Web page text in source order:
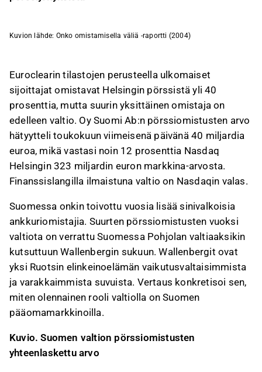
Kuvion lähde: Onko omistamisella väliä -raportti (2004)
Euroclearin tilastojen perusteella ulkomaiset
sijoittajat omistavat Helsingin pörssistä yli 40
prosenttia, mutta suurin yksittäinen omistaja on
edelleen valtio. Oy Suomi Ab:n pörssiomistusten arvo
hätyytteli toukokuun viimeisenä päivänä 40 miljardia
euroa, mikä vastasi noin 12 prosenttia Nasdaq
Helsingin 323 miljardin euron markkina-arvosta.
Finanssislangilla ilmaistuna valtio on Nasdaqin valas.
Suomessa onkin toivottu vuosia lisää sinivalkoisia
ankkuriomistajia. Suurten pörssiomistusten vuoksi
valtiota on verrattu Suomessa Pohjolan valtiaaksikin
kutsuttuun Wallenbergin sukuun. Wallenbergit ovat
yksi Ruotsin elinkeinoelämän vaikutusvaltaisimmista
ja varakkaimmista suvuista. Vertaus konkretisoi sen,
miten olennainen rooli valtiolla on Suomen
pääomamarkkinoilla.
Kuvio. Suomen valtion pörssiomistusten
yhteenlaskettu arvo